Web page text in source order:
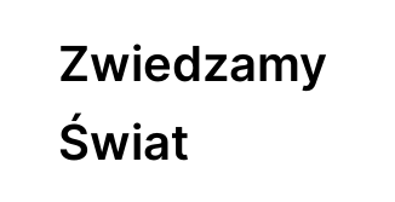
contentZwiedzamy
Świat